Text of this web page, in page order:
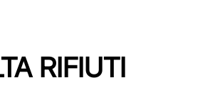
RIFIUTI